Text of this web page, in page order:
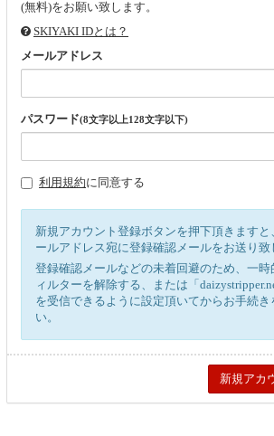
(無料)をお願い致します。
SKIYAKI IDとは？
メールアドレス
パスワード(8文字以上128文字以下)
利用規約に同意する
新規アカウント登録ボタンを押下頂きますと
ールアドレス宛に登録確認メールをお送り致
登録確認メールなどの未着回避のため、一時
ィルターを解除する、または「
を受信できるように設定頂いてからお手続き
い。